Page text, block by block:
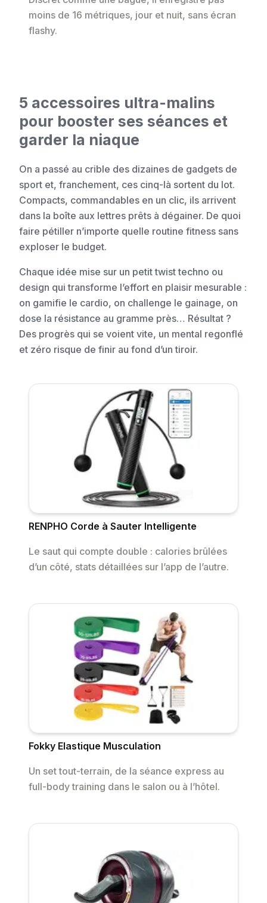
moins de 16 métriques, jour et nuit, sans écran
flashy.
5 accessoires ultra-malins
pour booster ses séances et
garder la niaque
On a passé au crible des dizaines de gadgets de
sport et, franchement, ces cinq-là sortent du lot.
Compacts, commandables en un clic, ils arrivent
dans la boîte aux lettres prêts à dégainer. De quoi
faire pétiller n’importe quelle routine fitness sans
exploser le budget.
Chaque idée mise sur un petit twist techno ou
design qui transforme l’effort en plaisir mesurable :
on gamifie le cardio, on challenge le gainage, on
dose la résistance au gramme près… Résultat ?
Des progrès qui se voient vite, un mental regonflé
et zéro risque de finir au fond d’un tiroir.
RENPHO Corde à Sauter Intelligente
Le saut qui compte double : calories brûlées
d’un côté, stats détaillées sur l’app de l’autre.
Fokky Elastique Musculation
Un set tout-terrain, de la séance express au
full-body training dans le salon ou à l’hôtel.